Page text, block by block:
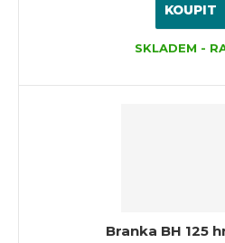
KOUPIT
SKLADEM -
Branka BH 125